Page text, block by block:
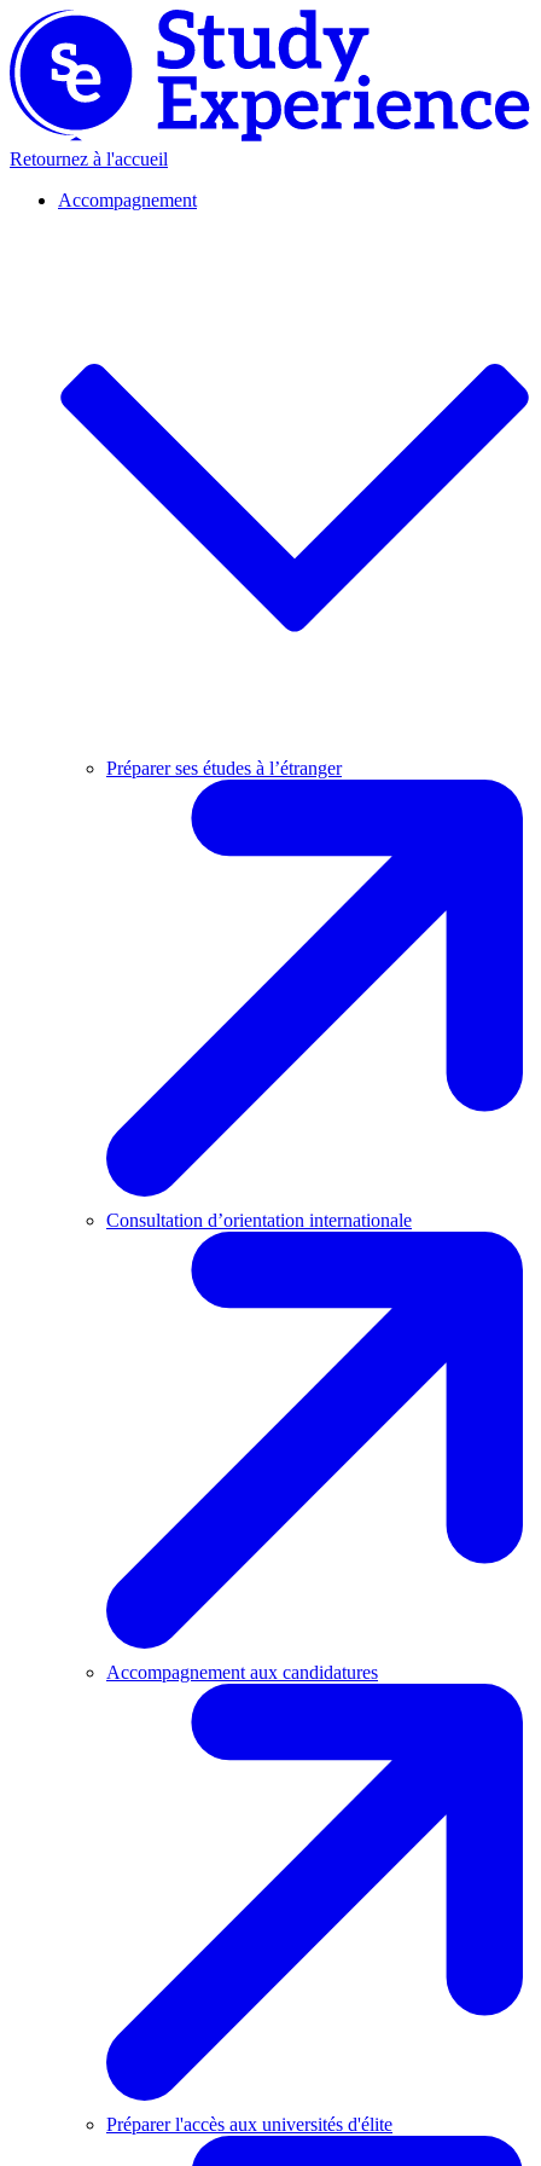
Retournez à l'accueil
Accompagnement
Préparer ses études à l’étranger
Consultation d’orientation internationale
Accompagnement aux candidatures
Préparer l'accès aux universités d'élite